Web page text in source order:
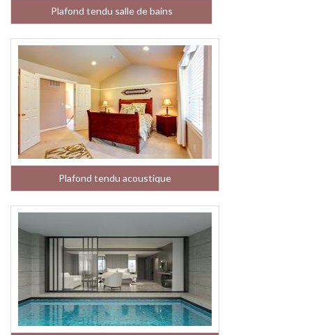
Plafond tendu salle de bains
Plafond tendu acoustique